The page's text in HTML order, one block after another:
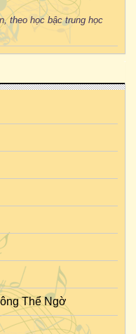
theo học bậc trung học
Thể Ngờ